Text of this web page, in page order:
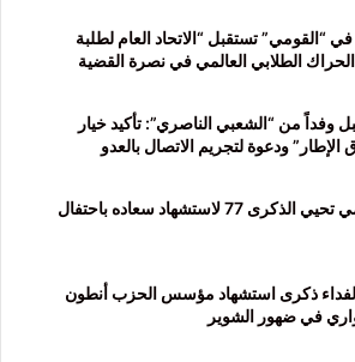
“القومي” تستقبل “الاتحاد العام لطلبة
الطلابي العالمي في نصرة القضية
وفداً من “الشعبي الناصري”: تأكيد خيار
ودعوة لتجريم الاتصال بالعدو
منفذية عكار في القومي تحيي الذكرى 77 لاستشهاد سعاده باحتفال
ذكرى استشهاد مؤسس الحزب أنطون
في ضهور الشوير